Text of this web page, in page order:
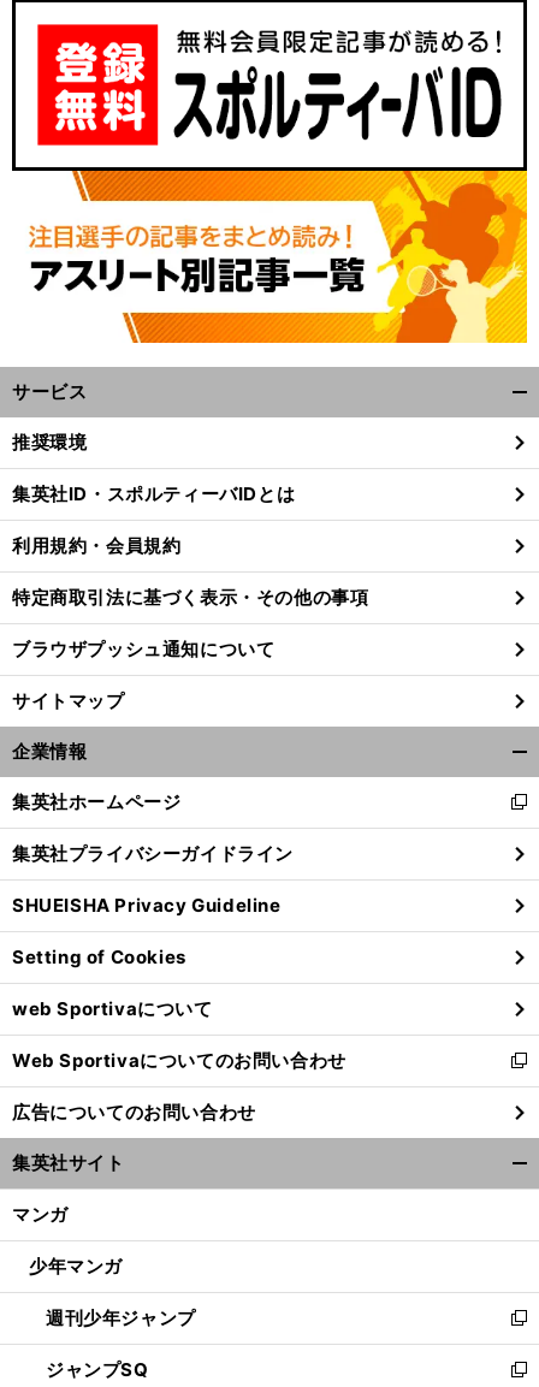
】
サ
」
ル
」
前
サービス
閉
る
推奨環境
集英社ID・スポルティーバIDとは
利用規約・会員規約
特定商取引法に基づく表示・その他の事項
ブラウザプッシュ通知について
サイトマップ
企業情報
閉
る
集英社ホームページ
新
し
い
ウ
ィ
ン
ド
ウ
で
開
く
集英社プライバシーガイドライン
SHUEISHA Privacy Guideline
Setting of Cookies
web Sportivaについて
Web Sportivaについてのお問い合わせ
新
し
い
ウ
ィ
ン
ウ
開
く
広告についてのお問い合わせ
集英社サイト
マンガ
少年マンガ
週刊少年ジャンプ
新
し
い
ジャンプSQ
新